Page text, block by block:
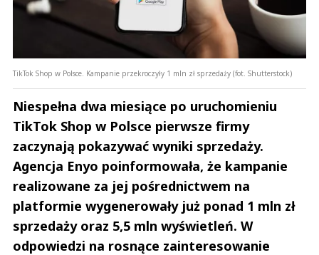
TikTok Shop w Polsce. Kampanie przekroczyły 1 mln zł sprzedaży (fot. Shutterstock)
Niespełna dwa miesiące po uruchomieniu
TikTok Shop w Polsce pierwsze firmy
zaczynają pokazywać wyniki sprzedaży.
Agencja Enyo poinformowała, że kampanie
realizowane za jej pośrednictwem na
platformie wygenerowały już ponad 1 mln zł
sprzedaży oraz 5,5 mln wyświetleń. W
odpowiedzi na rosnące zainteresowanie